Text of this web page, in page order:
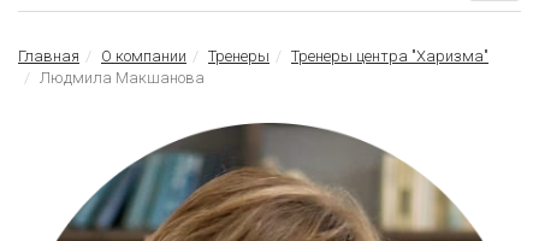
Главная О компании Тренеры
Тренеры центра "Харизма"
Людмила Макшанова